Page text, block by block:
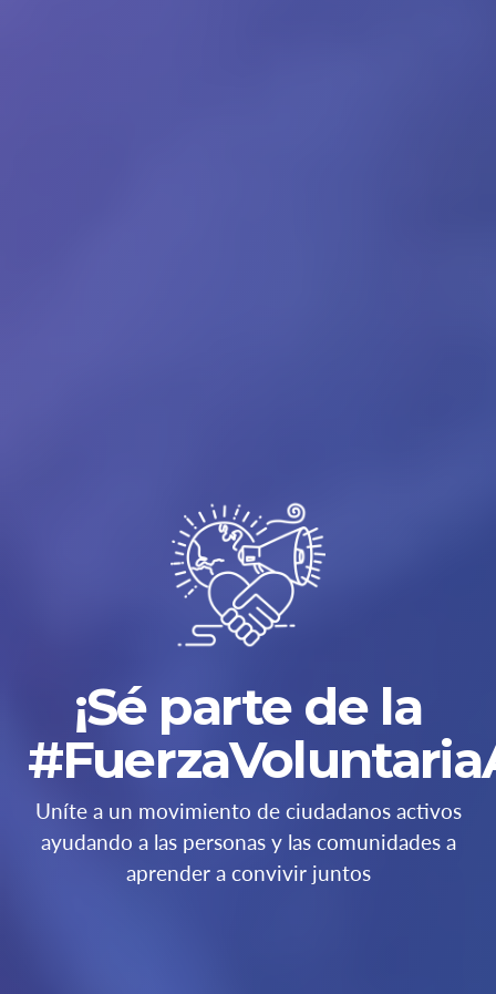
¡Sé parte de la
Uníte a un movimiento de ciudadanos activos
ayudando a las personas y las comunidades a
aprender a convivir juntos